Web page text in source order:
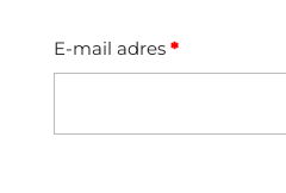
E-mail adres *